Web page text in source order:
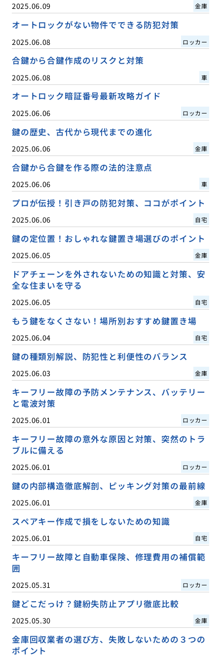
2025.06.09 金庫
オートロックがない物件でできる防犯対策
2025.06.08 ロッカー
合鍵から合鍵作成のリスクと対策
2025.06.08 車
オートロック暗証番号最新攻略ガイド
2025.06.06 ロッカー
鍵の歴史、古代から現代までの進化
2025.06.06 金庫
合鍵から合鍵を作る際の法的注意点
2025.06.06 車
プロが伝授！引き戸の防犯対策、ココがポイント
2025.06.06 自宅
鍵の定位置！おしゃれな鍵置き場選びのポイント
2025.06.05 金庫
ドアチェーンを外されないための知識と対策、安
全な住まいを守る
2025.06.05 自宅
もう鍵をなくさない！場所別おすすめ鍵置き場
2025.06.04 自宅
鍵の種類別解説、防犯性と利便性のバランス
2025.06.03 金庫
キーフリー故障の予防メンテナンス、バッテリー
と電波対策
2025.06.01 ロッカー
キーフリー故障の意外な原因と対策、突然のトラ
ブルに備える
2025.06.01 ロッカー
鍵の内部構造徹底解剖、ピッキング対策の最前線
2025.06.01 金庫
スペアキー作成で損をしないための知識
2025.06.01 自宅
キーフリー故障と自動車保険、修理費用の補償範
囲
2025.05.31 ロッカー
鍵どこだっけ？鍵紛失防止アプリ徹底比較
2025.05.30 金庫
金庫回収業者の選び方、失敗しないための３つの
ポイント